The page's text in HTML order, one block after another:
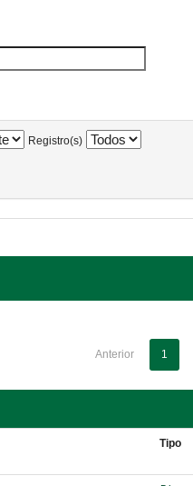
Registro(s)
Anterior 1
Tipo